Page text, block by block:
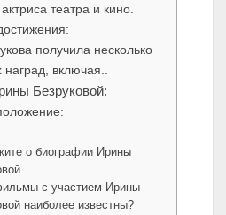
театра и кино.
получила несколько
наград, включая..
Безруковой:
о биографии Ирины
с участием Ирины
наиболее известны?